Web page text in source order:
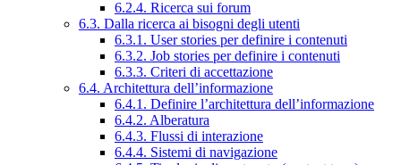
6.2.4. Ricerca sui forum
6.3. Dalla ricerca ai bisogni degli utenti
6.3.1. User stories per definire i contenuti
6.3.2. Job stories per definire i contenuti
6.3.3. Criteri di accettazione
6.4. Architettura dell’informazione
6.4.1. Definire l’architettura dell’informazione
6.4.2. Alberatura
6.4.3. Flussi di interazione
6.4.4. Sistemi di navigazione